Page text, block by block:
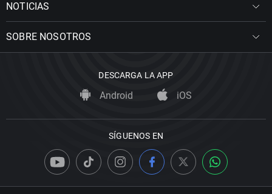
NOTICIAS
SOBRE NOSOTROS
DESCARGA LA APP
Android iOS
SÍGUENOS EN